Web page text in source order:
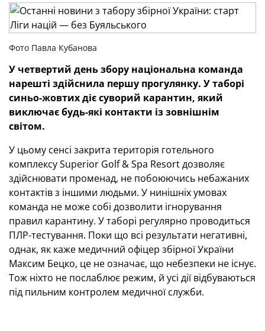
Фото Павла Кубанова
У четвертий день збору національна команда
нарешті здійснила першу прогулянку. У таборі
синьо-жовтих діє суворий карантин, який
виключає будь-які контакти із зовнішнім
світом.
У цьому сенсі закрита територія готельного
комплексу Superior Golf & Spa Resort дозволяє
здійснювати променад, не побоюючись небажаних
контактів з іншими людьми. У нинішніх умовах
команда не може собі дозволити ігнорування
правил карантину. У таборі регулярно проводиться
ПЛР-тестування. Поки що всі результати негативні,
однак, як каже медичний офіцер збірної України
Максим Бецко, це не означає, що небезпеки не існує.
Тож ніхто не послаблює режим, й усі дії відбуваються
під пильним контролем медичної служби.